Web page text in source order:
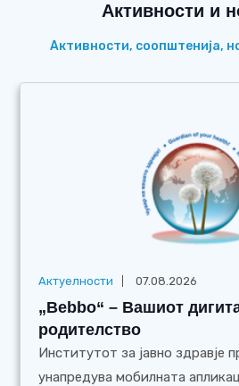
Активности и
Активности, соопштенија,
Актуелности 07.08.2026
„Bebbo“ – Вашиот
родителство
Институтот за јавно здравје
унапредува мобилната